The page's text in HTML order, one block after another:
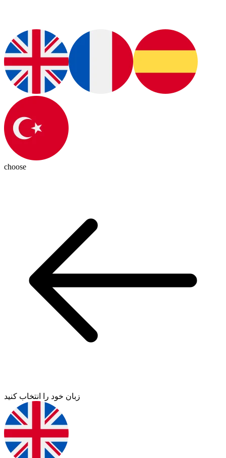
choose
زبان خود را انتخاب کنید